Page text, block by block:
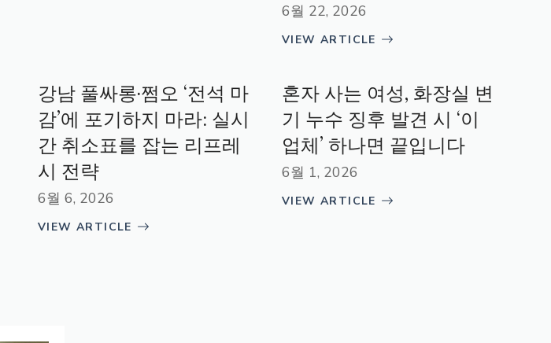
6월 22, 2026
VIEW ARTICLE
강남 풀싸롱·쩜오 ‘전석 마
감’에 포기하지 마라: 실시
간 취소표를 잡는 리프레
시 전략
6월 6, 2026
VIEW ARTICLE
혼자 사는 여성, 화장실 변
기 누수 징후 발견 시 ‘이
업체’ 하나면 끝입니다
6월 1, 2026
VIEW ARTICLE